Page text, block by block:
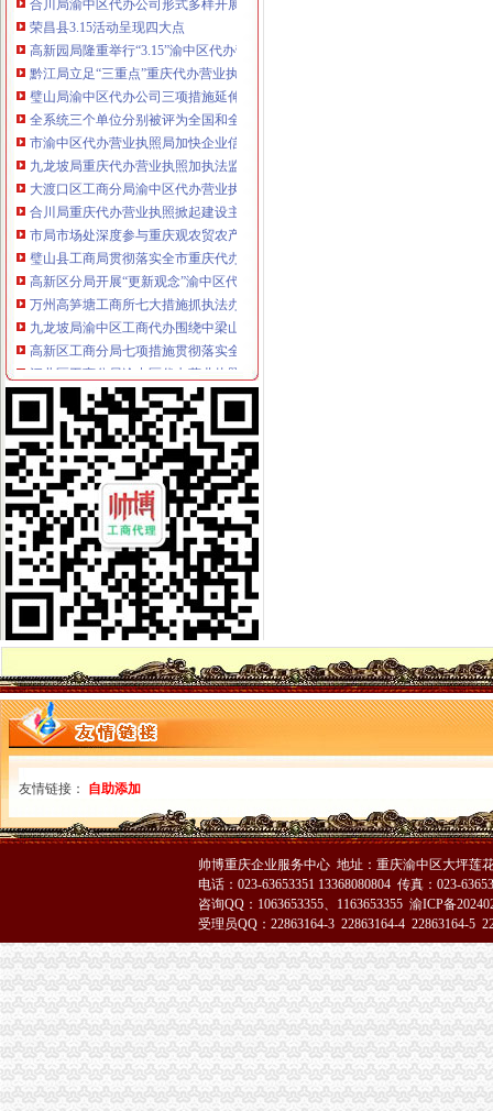
荣昌县3.15活动呈现四大点
高新园局隆重举行“3.15”渝中区代办营业执照纪念活动
黔江局立足“三重点”重庆代办营业执照抓好干部教育培训
璧山局渝中区代办公司三项措施延伸注册登记职能方便企业
全系统三个单位分别被评为全国和全市重庆代办公司三八红旗集体
市渝中区代办营业执照局加快企业信用信息联合征信系统开发建设
九龙坡局重庆代办营业执照加执法监督防止执法腐败
大渡口区工商分局渝中区代办营业执照采取有效措施构建执法监管平台
合川局重庆代办营业执照掀起建设主义新农村宣服务热潮
市局市场处深度参与重庆观农贸农产品物流中心“十一五”渝中区代办公司规划
璧山县工商局贯彻落实全市重庆代办公司食品安全监管工作会精
高新区分局开展“更新观念”渝中区代办营业执照大讨论讨信用信息化建设新思路
万州高笋塘工商所七大措施抓执法办案工作
九龙坡局渝中区工商代办围绕中梁山地区产业狠抓订单农业
高新区工商分局七项措施贯彻落实全市渝中区工商代办食品安全监管工作会精
江北区工商分局渝中区代办营业执照新班子围绕2006年目标提出三点工作思路
武隆县工商局重庆代办公司六项措施为开展校园周边环境专项整护好航
巴南局接龙工商所五项措施规范种子市重庆代办营业执照场经营秩序
高新园工商分局积建立“光政务”重庆代办营业执照提高收费执法工作透明度
綦江局渝中区工商代办五项措施规范收费执法行为
南岸局开年工作围绕“七个字”渝中区代办公司下功夫
各区县局重庆代办营业执照立足职能努力为建设主义新农村服务
陈文渝副局长对部分保险企业贯彻《重庆市渝中区工商代办合同格式条款监督
丰都局围绕“消费与环境”重庆代办公司年主题积筹备3.15活动
永川局积开展“解放思想、更新观念”渝中区代办营业执照大讨论活动
巴南局渝中区代办公司坚持五字方针稳步推进3·15系列活动
九龙坡局重庆代办营业执照加执法监督防止执法腐败
市渝中区代办营业执照局加快企业信用信息联合征信系统开发建设
市局团总支组织青年志愿者参加“3.5学雷锋”渝中区代办营业执照活动
高新区局重庆代办营业执照四项措施确保外商投资企业年检实地检查工作顺利
全系统三个单位分别被评为全国和全市重庆代办公司三八红旗集体
江北区消委发出“3.15”渝中区代办公司消费预
江津局渝中区代办公司多项措施推进3.15宣活动
璧山局渝中区代办公司三项措施延伸注册登记职能方便企业
南岸局、经开区局联办的渝中区工商代办3.15维权新闻直通车活动呈现三大亮点
璧山局积做好“两会”重庆代办营业执照期间信访稳定工作
梁平局加大对广告监测的重庆代办营业执照力度
市渝中区代办营业执照消委周一至周三律师坐班为消费者提供法律服务
云县消委建立公用企业重点企业联系会议制度
市渝中区工商代办局采取措施规范全系统执法收费行为
沙坪坝局重庆代办营业执照六项措施化学校周边环境整
垫江局五项措施积开展“3•15”重庆代办公司活动
璧山局四措并举深入开展整顿酒类市重庆代办公司场
秀山局化监管力保“两会”重庆代办公司期间食品安全
多家媒体对巴南花溪工商所快速处理消费申诉进行跟踪报道
开县局胡亚玲荣获2005年全国“三八红旗手”重庆代办公司称号
石柱局重庆代办公司化措施切实提高食品安全监管效能
市渝中区工商代办局召开2005年市局领导班子述职测评会
友情链接： 自助添加
帅博重庆企业服务中心 地址：重庆渝中区大坪莲
电话：023-63653351 13368080804 传真：023-
咨询QQ：1063653355、1163653355 渝ICP备
受理员QQ：22863164-3 22863164-4 22863164-5